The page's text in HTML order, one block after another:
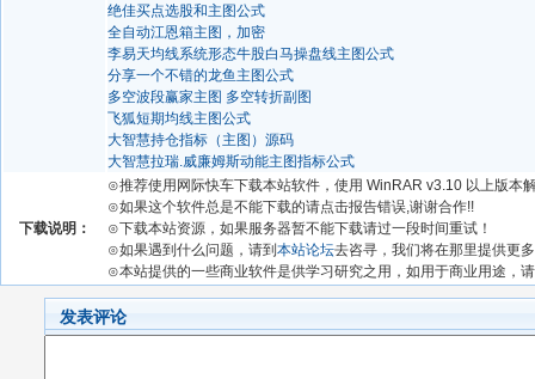
绝佳买点选股和主图公式
全自动江恩箱主图，加密
李易天均线系统形态牛股白马操盘线主图公式
分享一个不错的龙鱼主图公式
多空波段赢家主图 多空转折副图
飞狐短期均线主图公式
大智慧持仓指标（主图）源码
大智慧拉瑞.威廉姆斯动能主图指标公式
下载说明：
⊙推荐使用网际快车下载本站软件，使用 WinRAR v3.10 以上版本
⊙如果这个软件总是不能下载的请点击报告错误,谢谢合作!!
⊙下载本站资源，如果服务器暂不能下载请过一段时间重试！
⊙如果遇到什么问题，请到 本站论坛去咨寻，我们将在那里提供更
⊙本站提供的一些商业软件是供学习研究之用，如用于商业用途，
发表评论